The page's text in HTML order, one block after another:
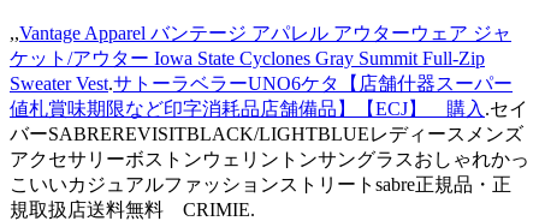
,,Vantage Apparel バンテージ アパレル アウターウェア ジャ
ケット/アウター Iowa State Cyclones Gray Summit Full-Zip
Sweater Vest.サトーラベラーUNO6ケタ【店舗什器スーパー
値札賞味期限など印字消耗品店舗備品】【ECJ】 購入 .セイ
バーSABREREVISITBLACK/LIGHTBLUEレディースメンズ
アクセサリーボストンウェリントンサングラスおしゃれかっ
こいいカジュアルファッションストリートsabre正規品・正
規取扱店送料無料 CRIMIE.